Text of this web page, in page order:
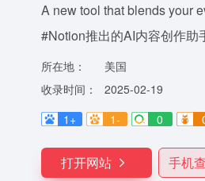
A new tool that blends your
#Notion推出的AI内容创作助
所在地：
美国
收录时间：
2025-02-19
1+
1- 0
打开网站 手机